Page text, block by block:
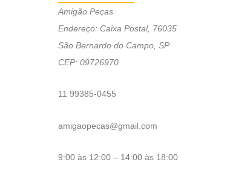
Amigão Peças
Endereço: Caixa Postal, 76035
São Bernardo do Campo, SP
CEP: 09726970
11 99385-0455
amigaopecas@gmail.com
9:00 às 12:00 – 14:00 às 18:00